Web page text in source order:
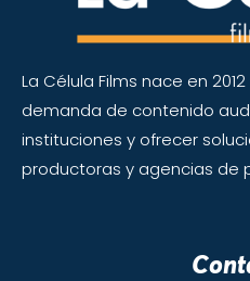
La Célula Films nace en
demanda de contenido
instituciones y ofrecer
productoras y agencias de